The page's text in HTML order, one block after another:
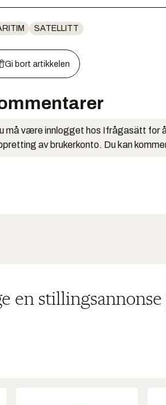
SATELLITT
Gi bort artikkelen
må være innlogget hos Ifrågasätt for
av brukerkonto. Du kan
en stillingsannonse